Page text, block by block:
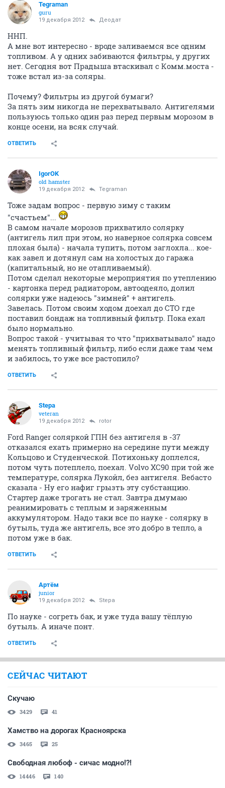
Tegraman
guru
19 декабря 2012 Деодат
ННП.
А мне вот интересно - вроде заливаемся все одним
топливом. А у одних забиваются фильтры, у других
нет. Сегодня вот Прадыша втаскивал с Комм.моста -
тоже встал из-за соляры.
Почему? Фильтры из другой бумаги?
За пять зим никогда не перехватывало. Антигелями
пользуюсь только один раз перед первым морозом в
конце осени, на всяк случай.
ОТВЕТИТЬ
IgorOK
old hamster
19 декабря 2012 Tegraman
Тоже задам вопрос - первую зиму с таким
"счастьем"...
В самом начале морозов прихватило солярку
(антигель лил при этом, но наверное солярка совсем
плохая была) - начала тупить, потом заглохла... кое-
как завел и дотянул сам на холостых до гаража
(капитальный, но не отапливаемый).
Потом сделал некоторые мероприятия по утеплению
- картонка перед радиатором, автоодеяло, долил
солярки уже надеюсь "зимней" + антигель.
Завелась. Потом своим ходом доехал до СТО где
поставил бондаж на топливный фильтр. Пока ехал
было нормально.
Вопрос такой - учитывая то что "прихватывало" надо
менять топливный фильтр, либо если даже там чем
и забилось, то уже все растопило?
ОТВЕТИТЬ
Stepa
veteran
19 декабря 2012 rotor
Ford Ranger соляркой ГПН без антигеля в -37
отказался ехать примерно на середине пути между
Кольцово и Студенческой. Потихоньку доплелся,
потом чуть потеплело, поехал. Volvo XC90 при той же
температуре, солярка Лукойл, без антигеля. Вебасто
сказала - Ну его нафиг грызть эту субстанцию.
Стартер даже трогать не стал. Завтра дмумаю
реанимировать с теплым и заряженным
аккумулятором. Надо таки все по науке - солярку в
бутыль, туда же антигель, все это добро в тепло, а
потом уже в бак.
ОТВЕТИТЬ
Артём
juniоr
19 декабря 2012 Stepa
По науке - согреть бак, и уже туда вашу тёплую
бутыль. А иначе понт.
ОТВЕТИТЬ
СЕЙЧАС ЧИТАЮТ
Скучаю
3429 41
Хамство на дорогах Красноярска
3465 25
Свободная любоф - сичас модно!?!
14446 140